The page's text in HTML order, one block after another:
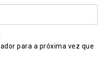
para a próxima vez que